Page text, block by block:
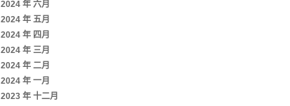
2024 年 六月
2024 年 五月
2024 年 四月
2024 年 三月
2024 年 二月
2024 年 一月
2023 年 十二月